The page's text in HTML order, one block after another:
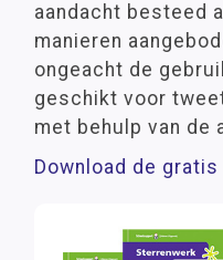
aandacht besteed
manieren
ongeacht de
geschikt voor
met behulp van de
Download de